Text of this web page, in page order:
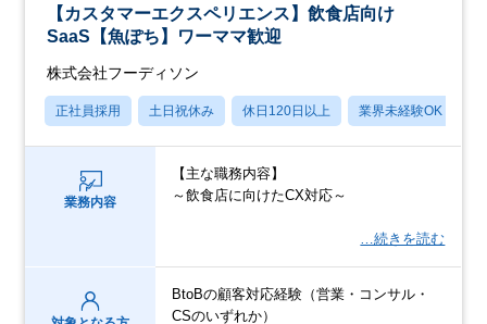
【カスタマーエクスペリエンス】飲食店向け
SaaS【魚ぽち】ワーママ歓迎
株式会社フーディソン
正社員採用 土日祝休み 休日120日以上 業界未経験OK
業務内容
【主な職務内容】
～飲食店に向けたCX対応～
…続きを読む
BtoBの顧客対応経験（営業・コンサル・
CSのいずれか）